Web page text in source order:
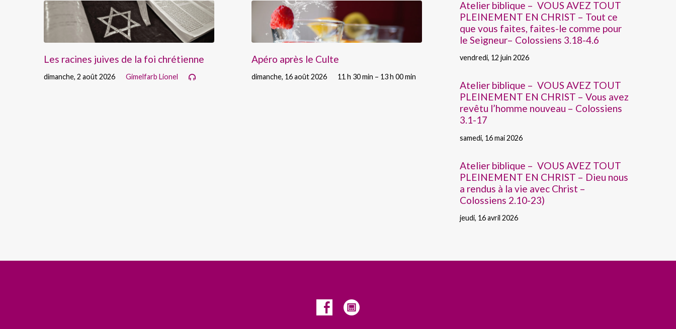
Les racines juives de la foi chrétienne
dimanche, 2 août 2026 Gimelfarb Lionel
Apéro après le Culte
dimanche, 16 août 2026 11 h 30 min – 13 h 00 min
Atelier biblique – VOUS AVEZ TOUT
PLEINEMENT EN CHRIST – Tout ce
que vous faites, faites-le comme pour
le Seigneur– Colossiens 3.18-4.6
vendredi, 12 juin 2026
Atelier biblique – VOUS AVEZ TOUT
PLEINEMENT EN CHRIST – Vous avez
revêtu l’homme nouveau – Colossiens
3.1-17
samedi, 16 mai 2026
Atelier biblique – VOUS AVEZ TOUT
PLEINEMENT EN CHRIST – Dieu nous
a rendus à la vie avec Christ –
Colossiens 2.10-23)
jeudi, 16 avril 2026